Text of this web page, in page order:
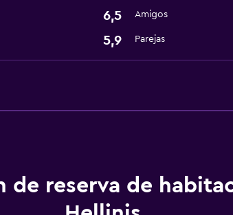
Servicios básicos
6,5 Amigos
5,9 Parejas
de reserva de